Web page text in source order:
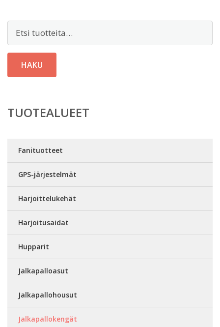
Etsi:
HAKU
TUOTEALUEET
Fanituotteet
GPS-järjestelmät
Harjoittelukehät
Harjoitusaidat
Hupparit
Jalkapalloasut
Jalkapallohousut
Jalkapallokengät